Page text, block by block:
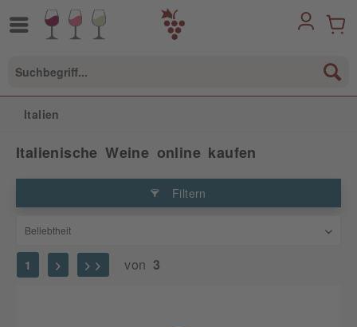
Italien
Italienische Weine online kaufen
Filtern
1 von 3